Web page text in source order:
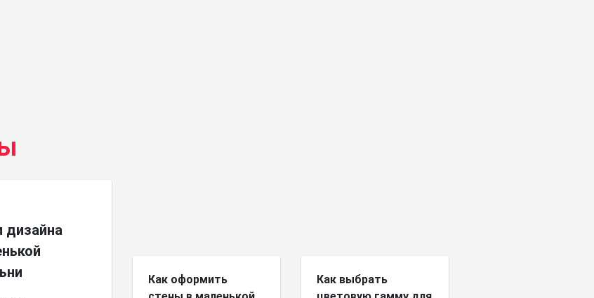
дизайна
Как оформить
Как выбрать